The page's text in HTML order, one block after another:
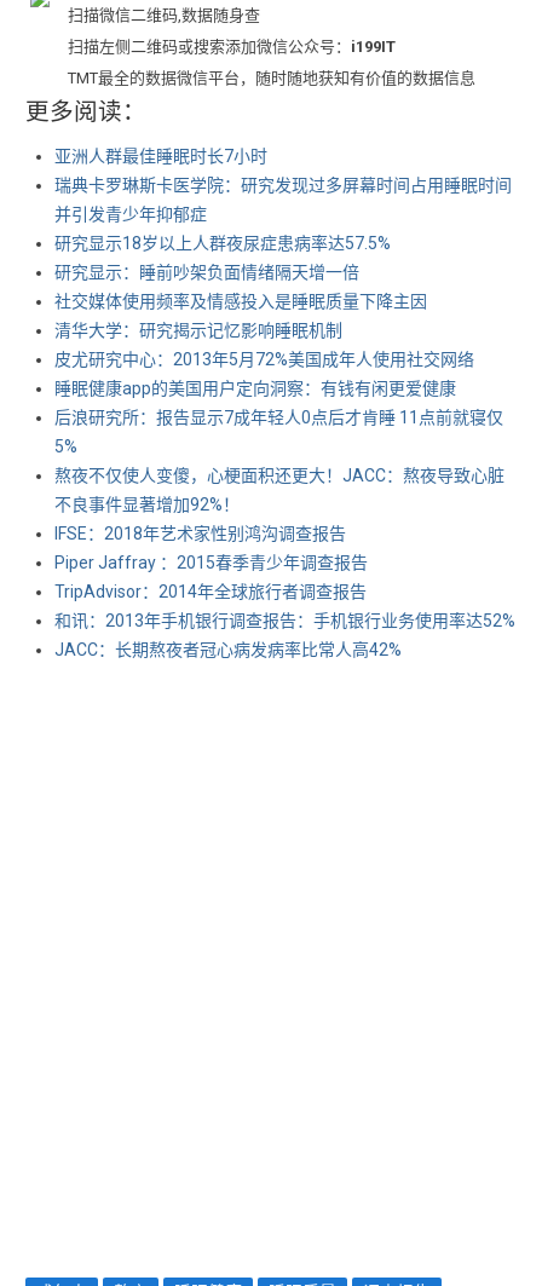
扫描微信二维码,数据随身查
扫描左侧二维码或搜索添加微信公众号： i199IT
TMT最全的数据微信平台，随时随地获知有价值的数据信息
更多阅读：
亚洲人群最佳睡眠时长7小时
瑞典卡罗琳斯卡医学院：研究发现过多屏幕时间占用睡眠时间
并引发青少年抑郁症
研究显示18岁以上人群夜尿症患病率达57.5%
研究显示：睡前吵架负面情绪隔天增一倍
社交媒体使用频率及情感投入是睡眠质量下降主因
清华大学：研究揭示记忆影响睡眠机制
皮尤研究中心：2013年5月72%美国成年人使用社交网络
睡眠健康app的美国用户定向洞察：有钱有闲更爱健康
后浪研究所：报告显示7成年轻人0点后才肯睡 11点前就寝仅
5%
熬夜不仅使人变傻，心梗面积还更大！JACC：熬夜导致心脏
不良事件显著增加92%！
IFSE：2018年艺术家性别鸿沟调查报告
Piper Jaffray ：2015春季青少年调查报告
TripAdvisor：2014年全球旅行者调查报告
和讯：2013年手机银行调查报告：手机银行业务使用率达52%
JACC：长期熬夜者冠心病发病率比常人高42%